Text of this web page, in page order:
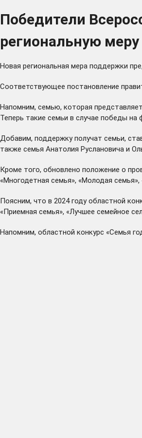
Победители
региональную
Новая региональная мера поддержки
Соответствующее постановление
Напомним, семью, которая
Теперь такие семьи в случае победы
Добавим, поддержку получат семьи,
также семья Анатолия Руслановича и
Кроме того, обновлено положение о
«Многодетная семья», «Молодая
Поясним, что в 2024 году областной
«Приемная семья», «Лучшее семейное
Напомним, областной конкурс «Семья